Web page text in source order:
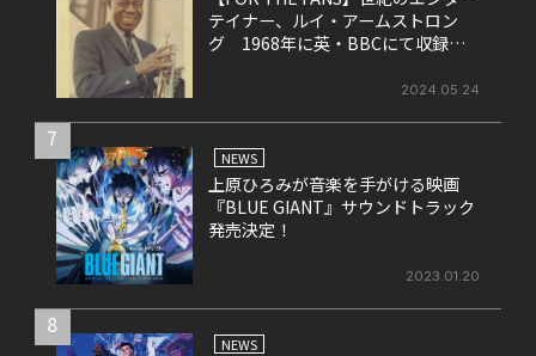
テイナー、ルイ・アームストロン
グ 1968年に英・BBCにて収録さ
2024.05.24
7
NEWS
上原ひろみが音楽を手がける映画
『BLUE GIANT』サウンドトラック
発売決定！
2023.01.20
8
NEWS